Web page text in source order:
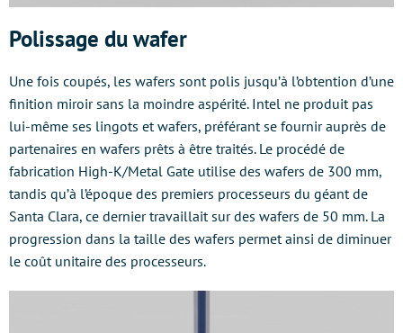
Polissage du wafer
Une fois coupés, les wafers sont polis jusqu’à l’obtention d’une
finition miroir sans la moindre aspérité. Intel ne produit pas
lui-même ses lingots et wafers, préférant se fournir auprès de
partenaires en wafers prêts à être traités. Le procédé de
fabrication High-K/Metal Gate utilise des wafers de 300 mm,
tandis qu’à l’époque des premiers processeurs du géant de
Santa Clara, ce dernier travaillait sur des wafers de 50 mm. La
progression dans la taille des wafers permet ainsi de diminuer
le coût unitaire des processeurs.